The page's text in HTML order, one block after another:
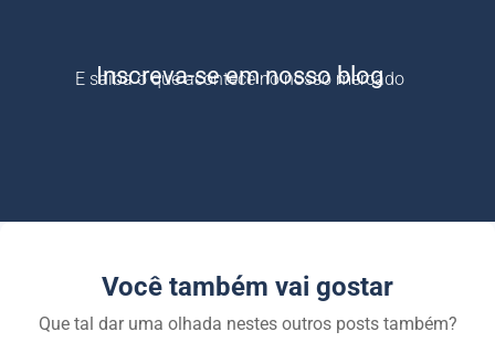
Inscreva-se em nosso blog
E saiba o que acontece no nosso mercado
Você também vai gostar
Que tal dar uma olhada nestes outros posts também?